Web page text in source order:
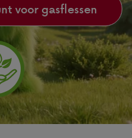
voor gasflessen